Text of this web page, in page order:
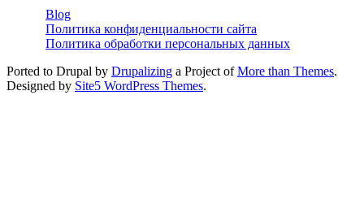
Blog
Политика конфиденциальности сайта
Политика обработки персональных данных
Ported to Drupal by Drupalizing a Project ofMore than Themes.
Designed by Site5 WordPress Themes.